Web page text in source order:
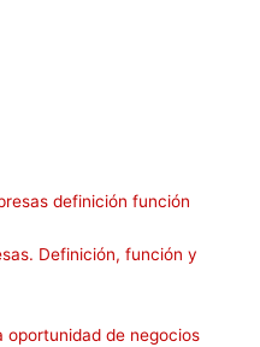
Definición, función y
oportunidad de negocios